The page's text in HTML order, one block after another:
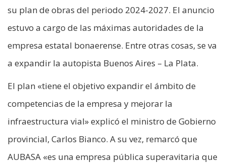
su plan de obras del periodo 2024-2027. El anuncio
estuvo a cargo de las máximas autoridades de la
empresa estatal bonaerense. Entre otras cosas, se va
a expandir la autopista Buenos Aires – La Plata.
El plan «tiene el objetivo expandir el ámbito de
competencias de la empresa y mejorar la
infraestructura vial» explicó el ministro de Gobierno
provincial, Carlos Bianco. A su vez, remarcó que
AUBASA «es una empresa pública superavitaria que